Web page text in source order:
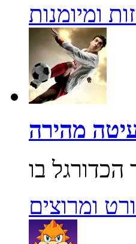
ומיומנות
מהירה
ומרוצים